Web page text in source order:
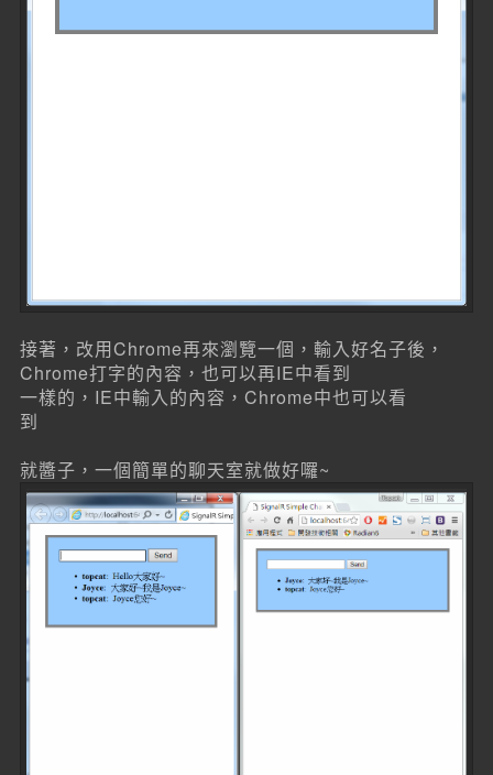
接著，改用Chrome再來瀏覽一個，輸入好名子後，
Chrome打字的內容，也可以再IE中看到
一樣的，IE中輸入的內容，Chrome中也可以看
到
就醬子，一個簡單的聊天室就做好囉~